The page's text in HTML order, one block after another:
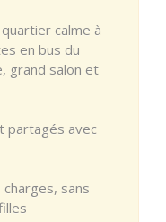
calme à
en bus du
grand salon et
partagés avec
sans